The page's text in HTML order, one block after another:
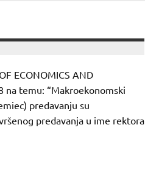
ECONOMICS AND
na temu: “Makroekonomski
predavanju su
predavanja u ime rektora